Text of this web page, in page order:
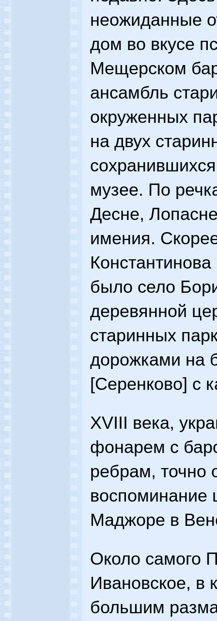
неожиданные
дом во вкусе
Мещерском
ансамбль
окруженных
на двух
музее. По
Десне,
имения.
было село
деревянной
старинных
дорожками на
[Серенково] с
XVIII века,
фонарем с
ребрам, точно
воспоминание
Маджоре в
Около самого
Ивановское, в
большим